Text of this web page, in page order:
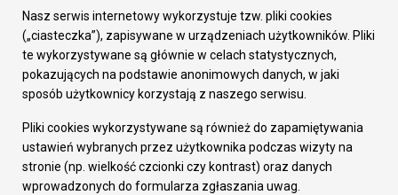
Nasz serwis internetowy wykorzystuje tzw. pliki cookies
(„ciasteczka”), zapisywane w urządzeniach użytkowników. Pliki
te wykorzystywane są głównie w celach statystycznych,
pokazujących na podstawie anonimowych danych, w jaki
sposób użytkownicy korzystają z naszego serwisu.
Pliki cookies wykorzystywane są również do zapamiętywania
ustawień wybranych przez użytkownika podczas wizyty na
stronie (np. wielkość czcionki czy kontrast) oraz danych
wprowadzonych do formularza zgłaszania uwag.